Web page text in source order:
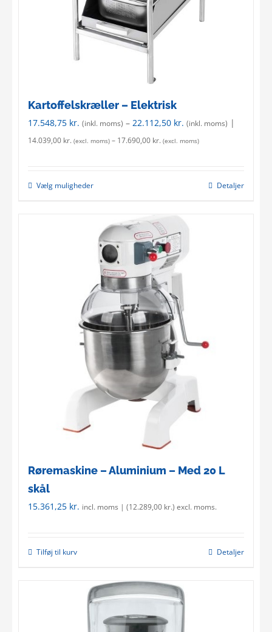
Kartoffelskræller – Elektrisk
17.548,75 kr. (inkl. moms) – 22.112,50 kr. (inkl. moms) |
14.039,00 kr. (excl. moms) – 17.690,00 kr. (excl. moms)
Vælg mulighederThis
multiple
variants.
The
options
be
chosen
on
the
product
page
Detaljer
Røremaskine – Aluminium – Med 20 L
skål
15.361,25 kr. incl. moms | (12.289,00 kr.) excl. moms.
Tilføj til kurv Detaljer